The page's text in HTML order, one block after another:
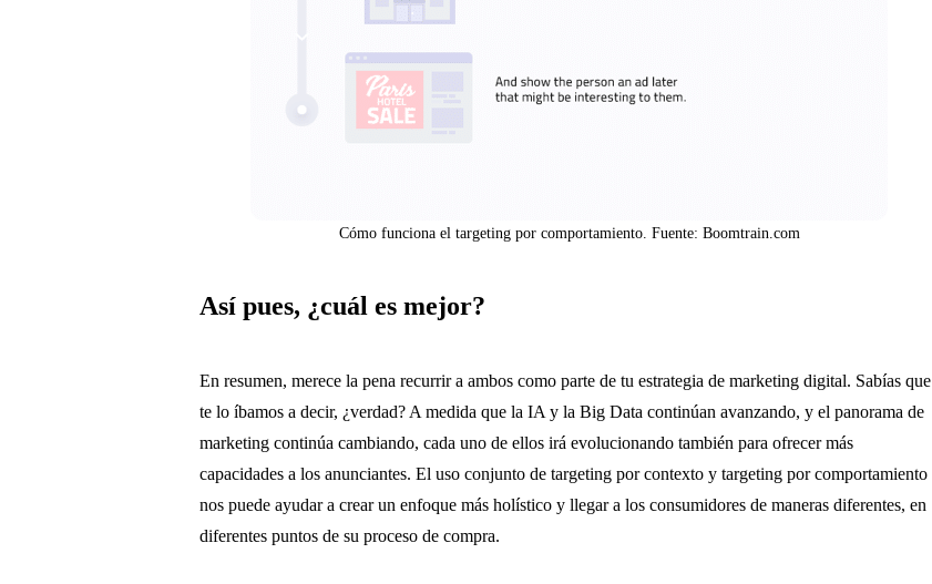
Cómo funciona el targeting por comportamiento. Fuente: Boomtrain.com
Así pues, ¿cuál es mejor?
En resumen, merece la pena recurrir a ambos como parte de tu estrategia de marketing digital. Sabías que
te lo íbamos a decir, ¿verdad? A medida que la IA y la Big Data continúan avanzando, y el panorama de
marketing continúa cambiando, cada uno de ellos irá evolucionando también para ofrecer más
capacidades a los anunciantes. El uso conjunto de targeting por contexto y targeting por comportamiento
nos puede ayudar a crear un enfoque más holístico y llegar a los consumidores de maneras diferentes, en
diferentes puntos de su proceso de compra.